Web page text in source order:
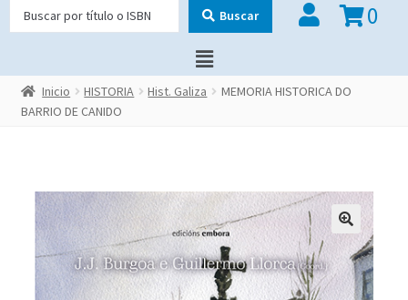
Buscar 0
Inicio HISTORIA Hist. Galiza
MEMORIA HISTORICA DO
BARRIO DE CANIDO